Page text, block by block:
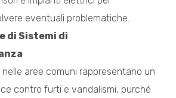
eventuali problematiche.
di Sistemi di
nelle aree comuni rappresentano un
contro furti e vandalismi, purché